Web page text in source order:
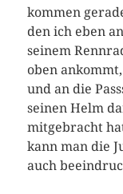
kommen
den ich eben
seinem
oben
und an die
seinen Helm
mitgebracht
kann man die
auch